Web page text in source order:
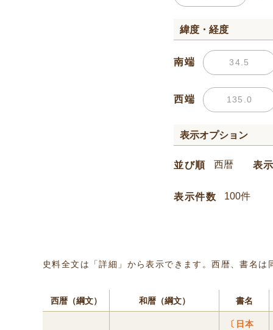
緯度・経度
南端
西端
表示オプション
並び順 表
表示件数
史料全文は「詳細」から表示できます。西暦、書名
西暦（綱文） 和暦（綱文） 書名
〔日本